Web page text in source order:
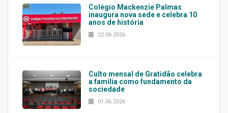
Colégio Mackenzie Palmas
inaugura nova sede e celebra 10
anos de história
22.06.2026
Culto mensal de Gratidão celebra
a família como fundamento da
sociedade
01.06.2026